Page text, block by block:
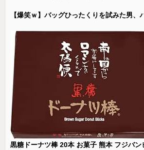
【爆笑ｗ】バッグひったくりを試みた男、
黒糖ドーナツ棒 20本 お菓子 熊本 フジバン